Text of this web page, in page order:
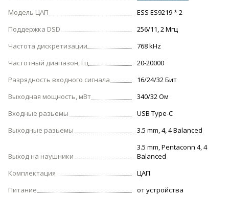
Модель ЦАП
ESS ES9219 * 2
Поддержка DSD
256/11, 2 Мгц
Частота дискретизации
768 kHz
Частотный диапазон, Гц
20-20000
Разрядность входного сигнала
16/24/32 Бит
Выходная мощность, мВт
340/32 Ом
Входные разьемы
USB Type-C
Выходные разьемы
3.5 mm, 4, 4 Balanced
Выход на наушники
3.5 mm, Pentaconn 4, 4
Balanced
Комплектация
ЦАП
Питание
от устройства